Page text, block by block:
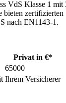
VdS Klasse 1 mit
bieten zertifizierten
nach EN1143-1.
Privat in €*
Ihrem Versicherer
65000